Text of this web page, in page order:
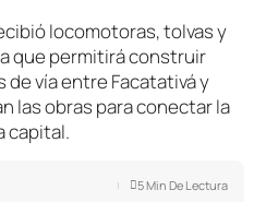
locomotoras, tolvas y
que permitirá construir
vía entre Facatativá y
las obras para conectar la
capital.
5 Min De Lectura